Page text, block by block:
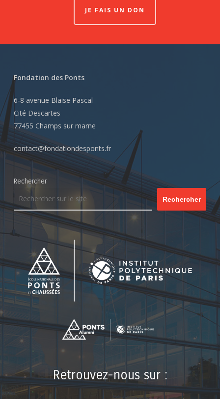
JE FAIS UN DON
Fondation des Ponts
6-8 avenue Blaise Pascal
Cité Descartes
77455 Champs sur marne
contact@fondationdesponts.fr
Rechercher
Rechercher
Retrouvez-nous sur :